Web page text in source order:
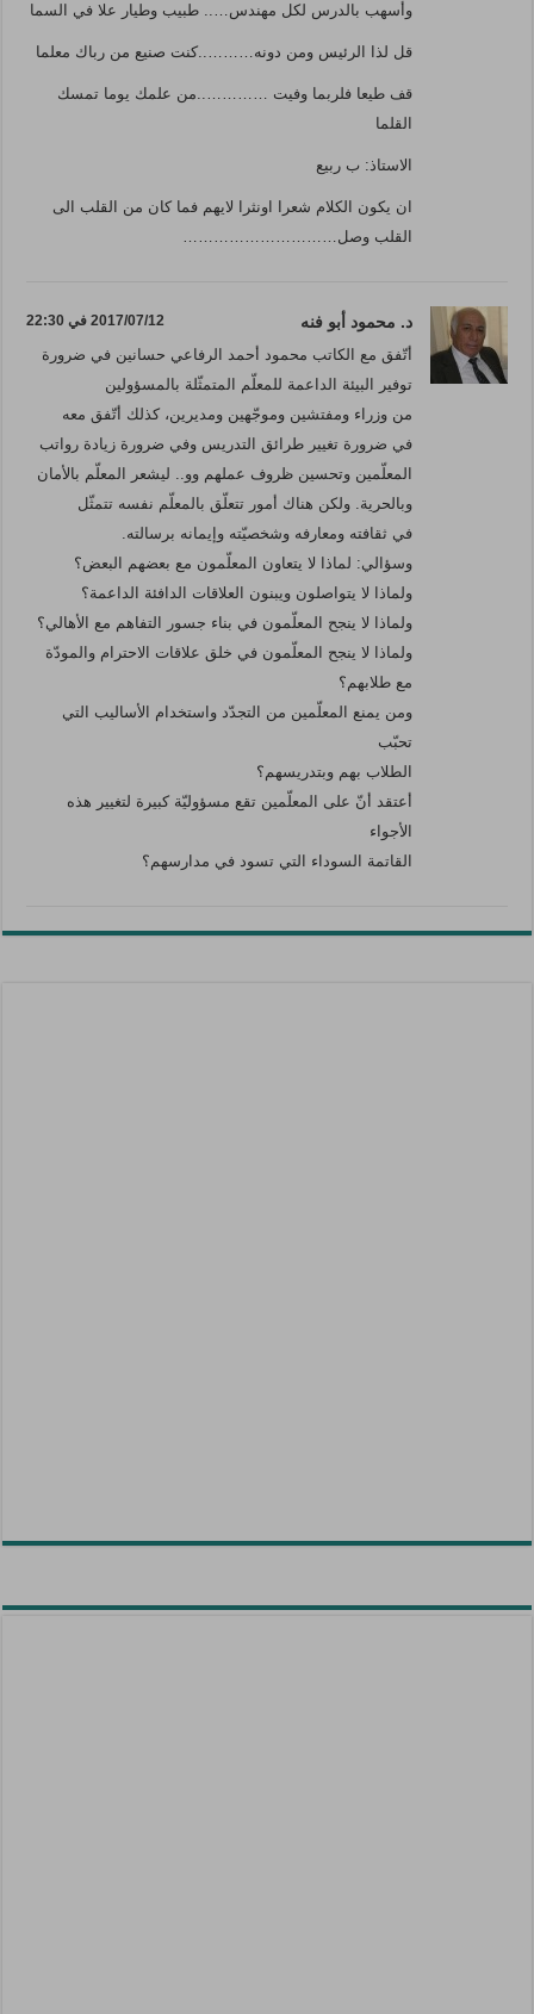
وأسهب بالدرس لكل مهندس….. طبيب وطيار علا في السما
قل لذا الرئيس ومن دونه………..كنت صنيع من رباك معلما
قف طيعا فلربما وفيت …………..من علمك يوما تمسك
القلما
الاستاذ: ب ربيع
ان يكون الكلام شعرا اونثرا لايهم فما كان من القلب الى
القلب وصل…………………………
د. محمود أبو فنه 2017/07/12 في 22:30
أتّفق مع الكاتب محمود أحمد الرفاعي حسانين في ضرورة
توفير البيئة الداعمة للمعلّم المتمثّلة بالمسؤولين
من وزراء ومفتشين وموجّهين ومديرين، كذلك أتّفق معه
في ضرورة تغيير طرائق التدريس وفي ضرورة زيادة رواتب
المعلّمين وتحسين ظروف عملهم وو.. ليشعر المعلّم بالأمان
وبالحرية. ولكن هناك أمور تتعلّق بالمعلّم نفسه تتمثّل
في ثقافته ومعارفه وشخصيّته وإيمانه برسالته.
وسؤالي: لماذا لا يتعاون المعلّمون مع بعضهم البعض؟
ولماذا لا يتواصلون ويبنون العلاقات الدافئة الداعمة؟
ولماذا لا ينجح المعلّمون في بناء جسور التفاهم مع الأهالي؟
ولماذا لا ينجح المعلّمون في خلق علاقات الاحترام والمودّة
مع طلابهم؟
ومن يمنع المعلّمين من التجدّد واستخدام الأساليب التي
تحبّب
الطلاب بهم وبتدريسهم؟
أعتقد أنّ على المعلّمين تقع مسؤوليّة كبيرة لتغيير هذه
الأجواء
القاتمة السوداء التي تسود في مدارسهم؟